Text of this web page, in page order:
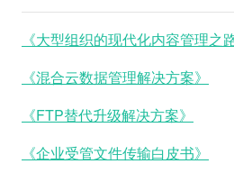
《大型组织的现代化内容管理之
《混合云数据管理解决方案》
《FTP替代升级解决方案》
《企业受管文件传输白皮书》